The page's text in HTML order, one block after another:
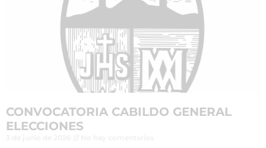
CONVOCATORIA CABILDO GENERAL
ELECCIONES